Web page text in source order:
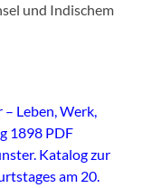
und Indischem
Leben, Werk,
1898 PDF
Katalog zur
am 20.